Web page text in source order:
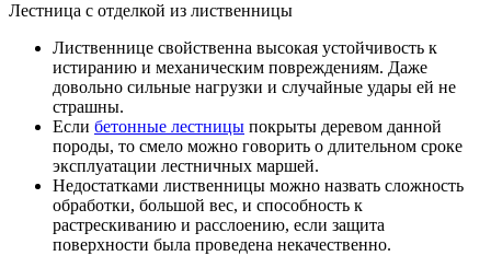
Лестница с отделкой из лиственницы
Лиственнице свойственна высокая устойчивость к
истиранию и механическим повреждениям. Даже
довольно сильные нагрузки и случайные удары ей не
страшны.
Если бетонные лестницы покрыты деревом данной
породы, то смело можно говорить о длительном сроке
эксплуатации лестничных маршей.
Недостатками лиственницы можно назвать сложность
обработки, большой вес, и способность к
растрескиванию и расслоению, если защита
поверхности была проведена некачественно.